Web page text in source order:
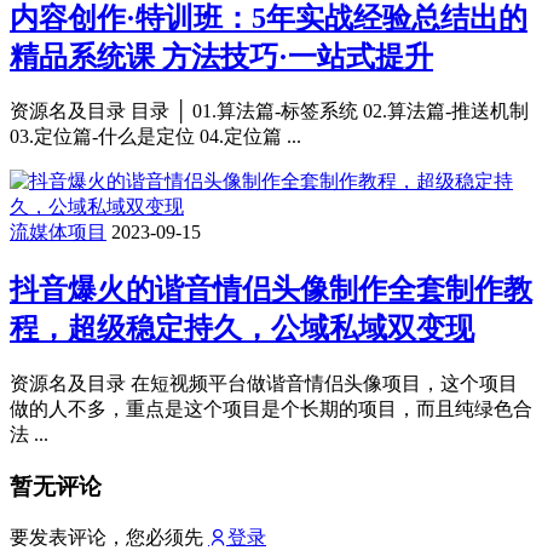
内容创作·特训班：5年实战经验总结出的
精品系统课 方法技巧·一站式提升
资源名及目录 目录 │ 01.算法篇-标签系统 02.算法篇-推送机制
03.定位篇-什么是定位 04.定位篇 ...
流媒体项目 2023-09-15
抖音爆火的谐音情侣头像制作全套制作教
程，超级稳定持久，公域私域双变现
资源名及目录 在短视频平台做谐音情侣头像项目，这个项目
做的人不多，重点是这个项目是个长期的项目，而且纯绿色合
法 ...
暂无评论
要发表评论，您必须先 登录